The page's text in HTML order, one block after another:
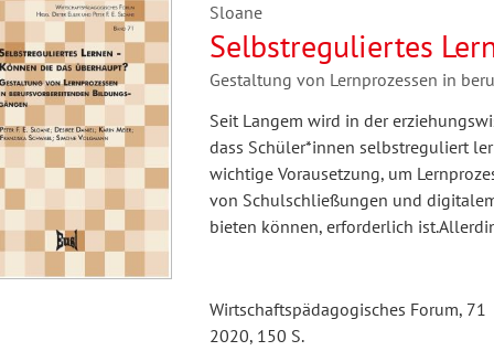
Sloane
Selbstreguliertes
Gestaltung von Lernprozessen in
Seit Langem wird in der
dass Schüler*innen selbstreguliert
wichtige Vorausetzung, um
von Schulschließungen und
bieten können, erforderlich
Wirtschaftspädagogisches Forum, 71
2020, 150 S.